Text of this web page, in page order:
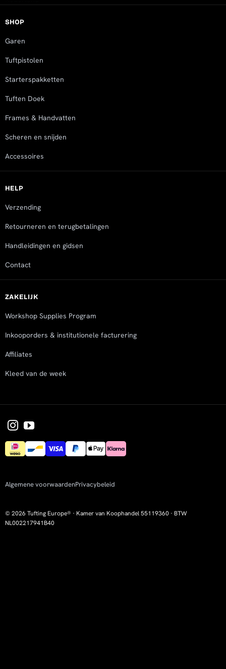
SHOP
Garen
Tuftpistolen
Starterspakketten
Tuften Doek
Frames & Handvatten
Scheren en snijden
Accessoires
HELP
Verzending
Retourneren en terugbetalingen
Handleidingen en gidsen
Contact
ZAKELIJK
Workshop Supplies Program
Inkooporders & institutionele facturering
Affiliates
Kleed van de week
Algemene voorwaardenPrivacybeleid
© 2026 Tufting Europe® · Kamer van Koophandel 55119360 · BTW
NL002217941B40